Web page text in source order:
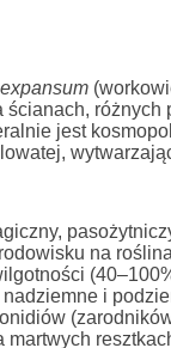
jest
na
i